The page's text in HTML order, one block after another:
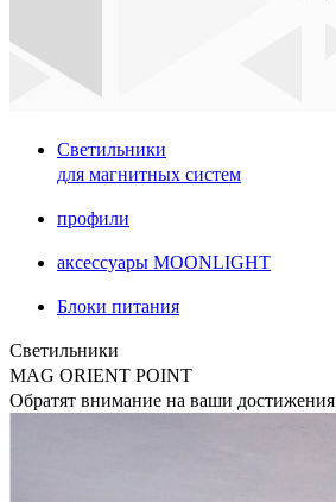
Светильники
для магнитных систем
профили
аксессуары MOONLIGHT
Блоки питания
Светильники
MAG ORIENT POINT
Обратят внимание на ваши достижения